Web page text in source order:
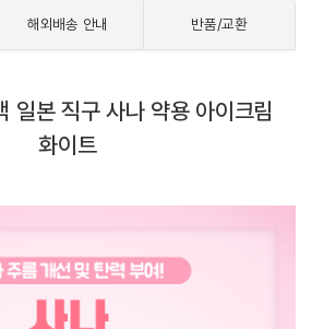
해외배송 안내 반품/교환
일본 직구 사나 약용 아이크림
화이트